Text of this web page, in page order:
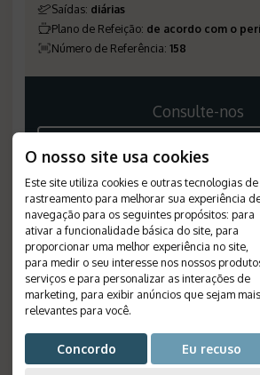
O nosso site usa cookies
Este site utiliza cookies e outras tecnologias de
rastreamento para melhorar sua experiência
navegação para os seguintes propósitos: para
ativar a funcionalidade básica do site para
proporcionar uma melhor experiência no site
para medir o seu interesse nos nossos
serviços e para personalizar as interações de
marketing para exibir anúncios que sejam mais
relevantes para você.
Concordo Eu recuso
Saídas: diárias
Plano de Refeição: de acordo com o
Número de Referência: 158
Consulte-nos